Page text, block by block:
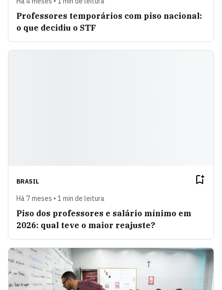
Professores temporários com piso nacional:
o que decidiu o STF
BRASIL
Há 7 meses • 1 min de leitura
Piso dos professores e salário mínimo em
2026: qual teve o maior reajuste?